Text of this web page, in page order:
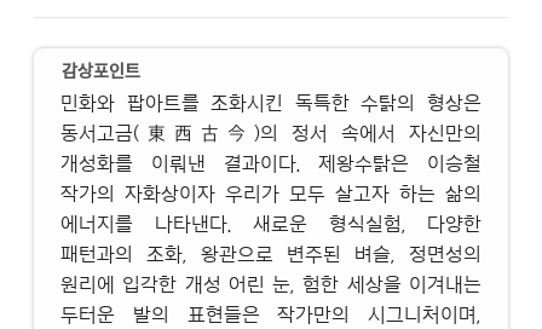
감상포인트
민화와 팝아트를 조화시킨 독특한 수탉의 형상은
동서고금(東西古今)의 정서 속에서 자신만의
개성화를 이뤄낸 결과이다. 제왕수탉은 이승철
작가의 자화상이자 우리가 모두 살고자 하는 삶의
에너지를 나타낸다. 새로운 형식실험, 다양한
패턴과의 조화, 왕관으로 변주된 벼슬, 정면성의
원리에 입각한 개성 어린 눈, 험한 세상을 이겨내는
두터운 발의 표현들은 작가만의 시그니처이며,